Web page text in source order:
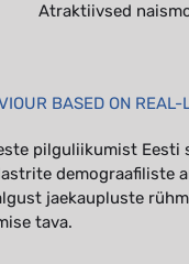
Atraktiivsed
BASED ON
pilguliikumist Eesti
demograafiliste
jaekaupluste
tava.